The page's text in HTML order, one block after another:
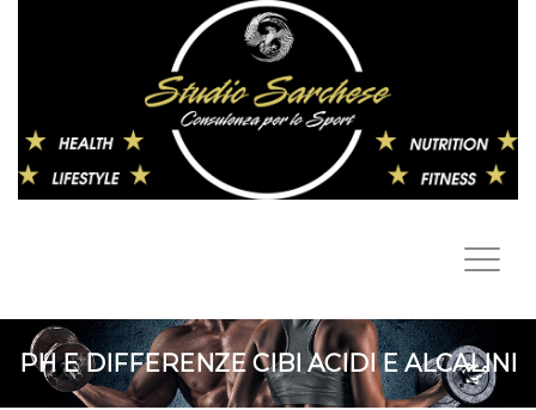
PH E DIFFERENZE CIBI ACIDI E ALCALINI